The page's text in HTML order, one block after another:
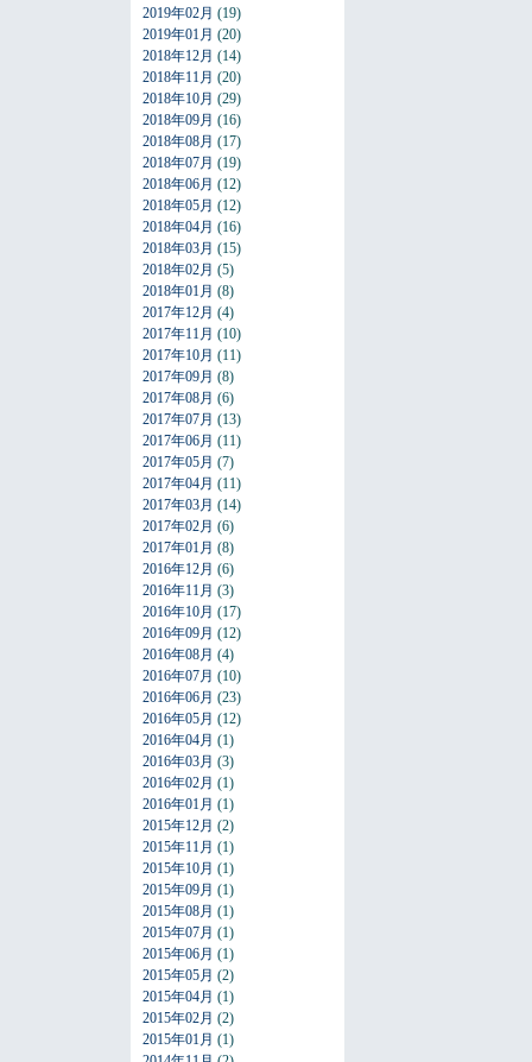
2019年02月 (19)
2019年01月 (20)
2018年12月 (14)
2018年11月 (20)
2018年10月 (29)
2018年09月 (16)
2018年08月 (17)
2018年07月 (19)
2018年06月 (12)
2018年05月 (12)
2018年04月 (16)
2018年03月 (15)
2018年02月 (5)
2018年01月 (8)
2017年12月 (4)
2017年11月 (10)
2017年10月 (11)
2017年09月 (8)
2017年08月 (6)
2017年07月 (13)
2017年06月 (11)
2017年05月 (7)
2017年04月 (11)
2017年03月 (14)
2017年02月 (6)
2017年01月 (8)
2016年12月 (6)
2016年11月 (3)
2016年10月 (17)
2016年09月 (12)
2016年08月 (4)
2016年07月 (10)
2016年06月 (23)
2016年05月 (12)
2016年04月 (1)
2016年03月 (3)
2016年02月 (1)
2016年01月 (1)
2015年12月 (2)
2015年11月 (1)
2015年10月 (1)
2015年09月 (1)
2015年08月 (1)
2015年07月 (1)
2015年06月 (1)
2015年05月 (2)
2015年04月 (1)
2015年02月 (2)
2015年01月 (1)